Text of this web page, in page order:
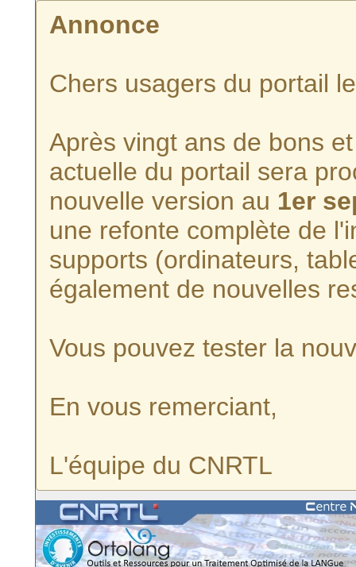
Annonce
Chers usagers du portail
Après vingt ans de bons
actuelle du portail sera
nouvelle version au 1er
une refonte complète de
supports (ordinateurs,
également de nouvelles
Vous pouvez tester la
En vous remerciant,
L'équipe du CNRTL